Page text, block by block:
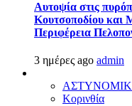
Αυτοψία στις
Κουτσοποδίου και
Περιφέρεια
3 ημέρες ago admin
Κορινθία